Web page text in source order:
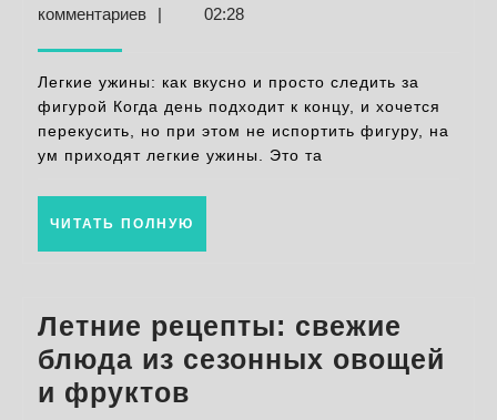
для
стройной
фигуры
февраля
комментариев
| 02:28
Легкие ужины: как вкусно и просто следить за
фигурой Когда день подходит к концу, и хочется
перекусить, но при этом не испортить фигуру, на
ум приходят легкие ужины. Это та
ЧИТАТЬ ПОЛНУЮ
Летние рецепты: свежие
блюда из сезонных овощей
и фруктов